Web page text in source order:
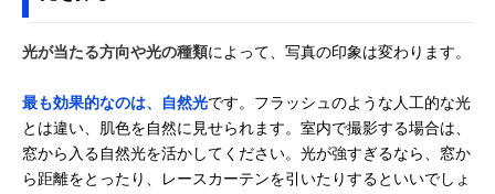
光が当たる方向や光の種類によって、写真の印象は変わります。
最も効果的なのは、自然光です。フラッシュのような人工的な光
とは違い、肌色を自然に見せられます。室内で撮影する場合は、
窓から入る自然光を活かしてください。光が強すぎるなら、窓か
ら距離をとったり、レースカーテンを引いたりするといいでしょ